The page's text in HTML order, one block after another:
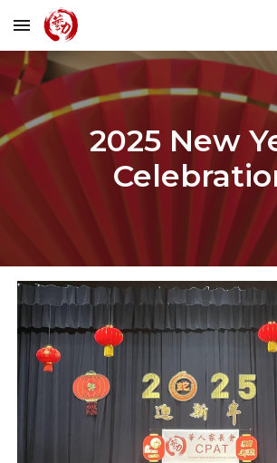
Skip to main content
2025 New